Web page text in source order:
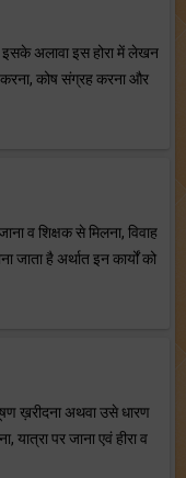
इसके अलावा इस होरा में लेखन
करना, कोष संग्रह करना और
व शिक्षक से मिलना, विवाह
जाता है अर्थात इन कार्यों को
ख़रीदना अथवा उसे धारण
पर जाना एवं हीरा व